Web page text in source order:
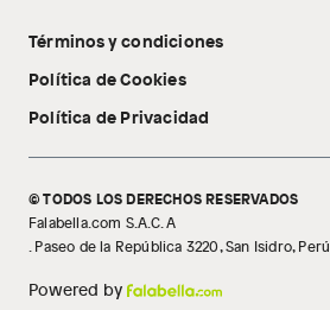
Tecnología Pillow Walk
Libro de reclamaciones
Términos y condiciones
Política de Cookies
Política de Privacidad
© TODOS LOS DERECHOS RESERVADOS
Falabella.com S.A.C. A
. Paseo de la República 3220, San Isidro, Perú
Powered by